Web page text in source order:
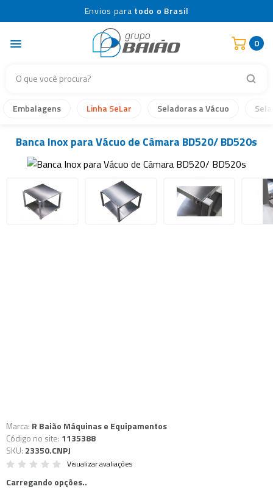
Envios para todo o Brasil
0
Embalagens Linha SeLar Seladoras a Vácuo
Banca Inox para Vácuo de Câmara BD520/ BD520s
Marca: R Baião Máquinas e Equipamentos
Código no site: 1135388
SKU: 23350.CNPJ
Visualizar avaliações
Carregando opções..